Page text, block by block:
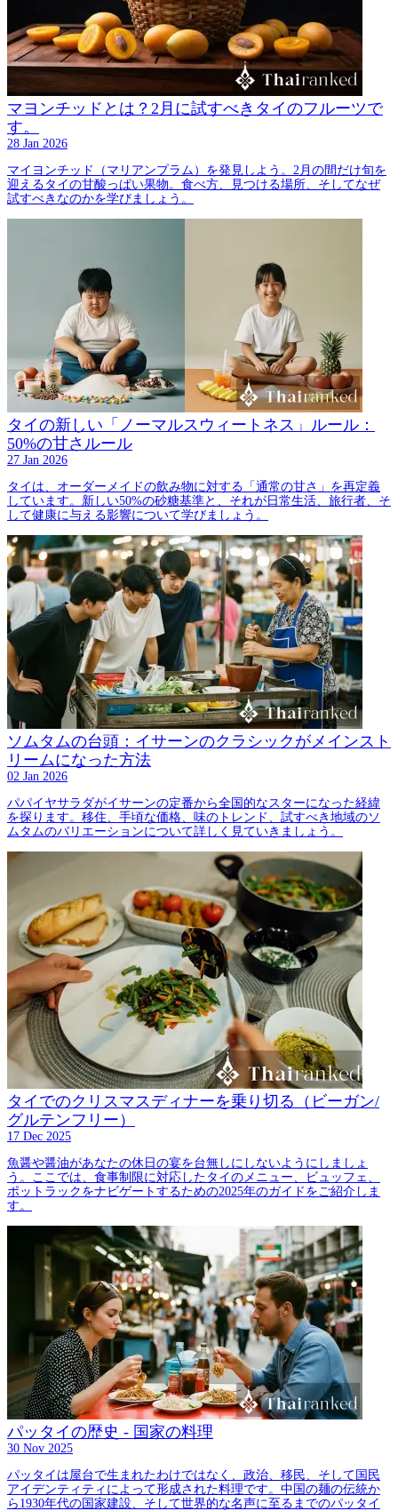
マヨンチッドとは？2月に試すべきタイのフルーツで
す。
28 Jan 2026
マイヨンチッド（マリアンプラム）を発見しよう。2月の間だけ旬を
迎えるタイの甘酸っぱい果物。食べ方、見つける場所、そしてなぜ
試すべきなのかを学びましょう。
タイの新しい「ノーマルスウィートネス」ルール：
50%の甘さルール
27 Jan 2026
タイは、オーダーメイドの飲み物に対する「通常の甘さ」を再定義
しています。新しい50%の砂糖基準と、それが日常生活、旅行者、そ
して健康に与える影響について学びましょう。
ソムタムの台頭：イサーンのクラシックがメインスト
リームになった方法
02 Jan 2026
パパイヤサラダがイサーンの定番から全国的なスターになった経緯
を探ります。移住、手頃な価格、味のトレンド、試すべき地域のソ
ムタムのバリエーションについて詳しく見ていきましょう。
タイでのクリスマスディナーを乗り切る（ビーガン/
グルテンフリー）
17 Dec 2025
魚醤や醤油があなたの休日の宴を台無しにしないようにしましょ
う。ここでは、食事制限に対応したタイのメニュー、ビュッフェ、
ポットラックをナビゲートするための2025年のガイドをご紹介しま
す。
パッタイの歴史 - 国家の料理
30 Nov 2025
パッタイは屋台で生まれたわけではなく、政治、移民、そして国民
アイデンティティによって形成された料理です。中国の麺の伝統か
ら1930年代の国家建設、そして世界的な名声に至るまでのパッタイ